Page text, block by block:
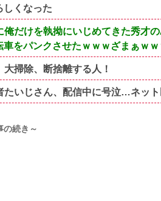
しくなった
俺だけを執拗にいじめてきた秀才
車をパンクさせたｗｗｗざまぁｗｗ
大掃除、断捨離する人！
たいじさん、配信中に号泣…ネッ
の続き～